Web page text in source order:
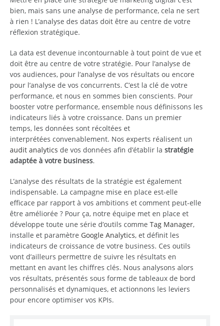
bien, mais sans une analyse de performance, cela ne sert
à rien ! L’analyse des datas doit être au centre de votre
réflexion stratégique.
La data est devenue incontournable à tout point de vue et
doit être au centre de votre stratégie. Pour l’analyse de
vos audiences, pour l’analyse de vos résultats ou encore
pour l’analyse de vos concurrents. C’est la clé de votre
performance, et nous en sommes bien conscients. Pour
booster votre performance, ensemble nous définissons les
indicateurs liés à votre croissance. Dans un premier
temps, les données sont récoltées et
interprétées convenablement. Nos experts réalisent un
audit analytics de vos données afin d’établir la stratégie
adaptée à votre business.
L’analyse des résultats de la stratégie est également
indispensable. La campagne mise en place est-elle
efficace par rapport à vos ambitions et comment peut-elle
être améliorée ? Pour ça, notre équipe met en place et
développe toute une série d’outils comme Tag Manager,
installe et paramètre Google Analytics, et définit les
indicateurs de croissance de votre business. Ces outils
vont d’ailleurs permettre de suivre les résultats en
mettant en avant les chiffres clés. Nous analysons alors
vos résultats, présentés sous forme de tableaux de bord
personnalisés et dynamiques, et actionnons les leviers
pour encore optimiser vos KPIs.